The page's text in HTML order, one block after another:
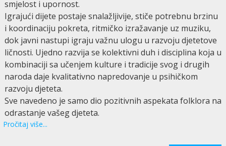
smjelost i upornost.
Igrajući dijete postaje snalažljivije, stiče potrebnu brzinu
i koordinaciju pokreta, ritmičko izražavanje uz muziku,
dok javni nastupi igraju važnu ulogu u razvoju djetetove
ličnosti. Ujedno razvija se kolektivni duh i disciplina koja u
kombinaciji sa učenjem kulture i tradicije svog i drugih
naroda daje kvalitativno napredovanje u psihičkom
razvoju djeteta.
Sve navedeno je samo dio pozitivnih aspekata folklora na
odrastanje vašeg djeteta.
Pročitaj više...